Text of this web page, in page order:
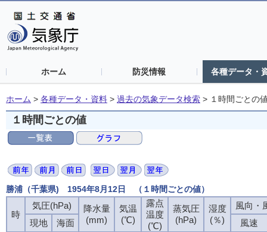
ホーム 防災情報 各種データ・
ホーム > 各種データ・資料 > 過去の気象データ検索 > １時間ごとの
１時間ごとの値
勝浦（千葉県) 1954年8月12日 （１時間ごとの値）
時
気圧(hPa)
降水量
(mm)
気温
(℃)
露点
温度
(℃)
蒸気圧
(hPa)
湿度
(％)
風向・
現地
海面
風速
時
気圧(hPa)
降水量
(mm)
気温
(℃)
露点
温度
(℃)
蒸気圧
(hPa)
湿度
(％)
風向・
現地
海面
風速
時
気圧(hPa)
降水量
(mm)
気温
(℃)
露点
温度
(℃)
蒸気圧
(hPa)
湿度
(％)
風向・
現地
海面
風速
時
気圧(hPa)
降水量
(mm)
気温
(℃)
露点
温度
(℃)
蒸気圧
(hPa)
湿度
(％)
風向・
現地
海面
風速